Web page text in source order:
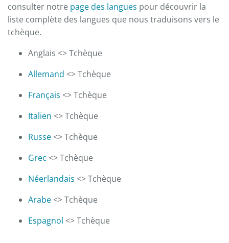
consulter notre page des langues pour découvrir la
liste complète des langues que nous traduisons vers le
tchèque.
Anglais <> Tchèque
Allemand <> Tchèque
Français <> Tchèque
Italien <> Tchèque
Russe <> Tchèque
Grec <> Tchèque
Néerlandais <> Tchèque
Arabe <> Tchèque
Espagnol <> Tchèque